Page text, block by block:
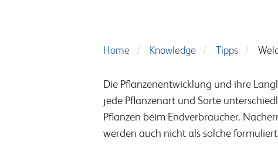
Home Knowledge Tipps
Die Pflanzenentwicklung und ihre
jede Pflanzenart und Sorte
Pflanzen beim Endverbraucher.
werden auch nicht als solche